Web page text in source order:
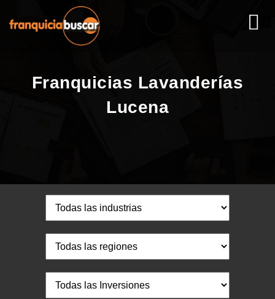
Franquicias Lavanderías
Lucena